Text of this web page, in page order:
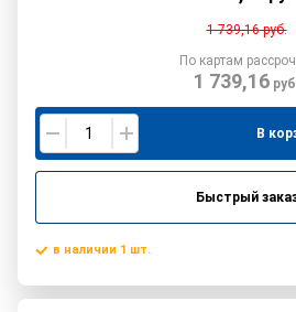
1 739,16руб.
По картам
1 739,16
В
Быстрый
в наличии 1 шт.